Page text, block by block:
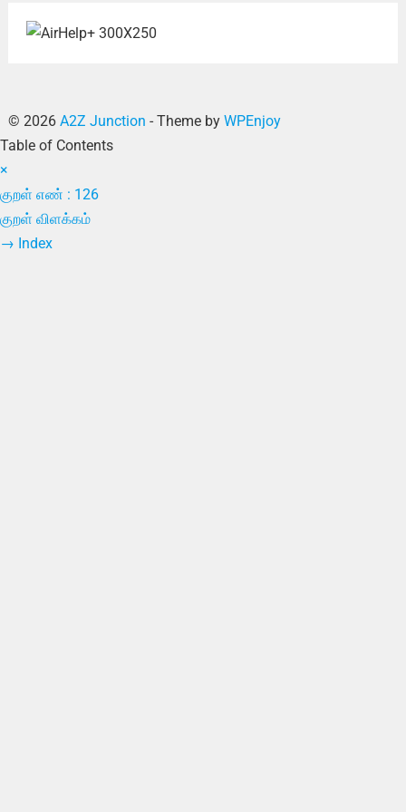
© 2026 A2Z Junction - Theme by WPEnjoy
Table of Contents
×
குறள் எண் : 126
குறள் விளக்கம்
→ Index